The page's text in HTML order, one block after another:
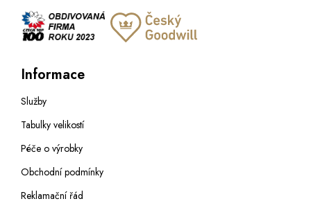
Informace
Služby
Tabulky velikostí
Péče o výrobky
Obchodní podmínky
Reklamační řád